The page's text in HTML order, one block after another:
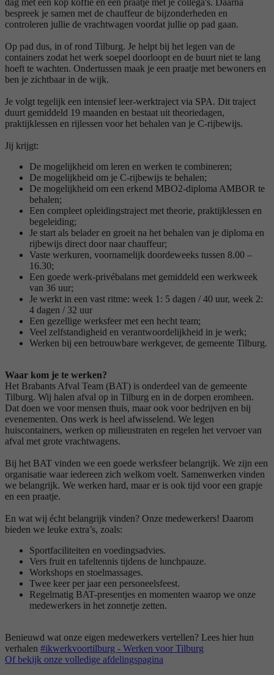
bespreek je samen met de chauffeur de bijzonderheden en
controleren jullie de vrachtwagen voordat jullie op pad gaan.
Op pad dus, in of rond Tilburg. Je helpt bij het legen van de
containers zodat het werk soepel doorloopt en de buurt niet te lang
hoeft te wachten. Ondertussen maak je een praatje met bewoners en
ben je zichtbaar in de wijk.
Je volgt tegelijk een intensief leer-werktraject via SPA. Dit traject
duurt gemiddeld 19 maanden en bestaat uit theoriedagen,
praktijklessen en rijlessen voor het behalen van je C-rijbewijs.
Jij krijgt:
De mogelijkheid om leren en werken te combineren;
De mogelijkheid om je C-rijbewijs te behalen;
De mogelijkheid om een erkend MBO2-diploma AMBOR te
behalen;
Een compleet opleidingstraject met theorie, praktijklessen en
begeleiding;
Je start als belader en groeit na het behalen van je diploma en
rijbewijs direct door naar chauffeur;
Vaste werkuren, voornamelijk doordeweeks tussen 8.00 –
16.30;
Een goede werk-privébalans met gemiddeld een werkweek
van 36 uur;
Je werkt in een vast ritme: week 1: 5 dagen / 40 uur, week 2:
4 dagen / 32 uur
Een gezellige werksfeer met een hecht team;
Veel zelfstandigheid en verantwoordelijkheid in je werk;
Werken bij een betrouwbare werkgever, de gemeente Tilburg.
Waar kom je te werken?
Het Brabants Afval Team (BAT) is onderdeel van de gemeente
Tilburg. Wij halen afval op in Tilburg en in de dorpen eromheen.
Dat doen we voor mensen thuis, maar ook voor bedrijven en bij
evenementen. Ons werk is heel afwisselend. We legen
huiscontainers, werken op milieustraten en regelen het vervoer van
afval met grote vrachtwagens.
Bij het BAT vinden we een goede werksfeer belangrijk. We zijn een
organisatie waar iedereen zich welkom voelt. Samenwerken vinden
we belangrijk. We werken hard, maar er is ook tijd voor een grapje
en een praatje.
En wat wij écht belangrijk vinden? Onze medewerkers! Daarom
bieden we leuke extra’s, zoals:
Sportfaciliteiten en voedingsadvies.
Vers fruit en tafeltennis tijdens de lunchpauze.
Workshops en stoelmassages.
Twee keer per jaar een personeelsfeest.
Regelmatig BAT-presentjes en momenten waarop we onze
medewerkers in het zonnetje zetten.
Benieuwd wat onze eigen medewerkers vertellen? Lees hier hun
verhalen #ikwerkvoortilburg - Werken voor Tilburg
Of bekijk onze volledige afdelingspagina